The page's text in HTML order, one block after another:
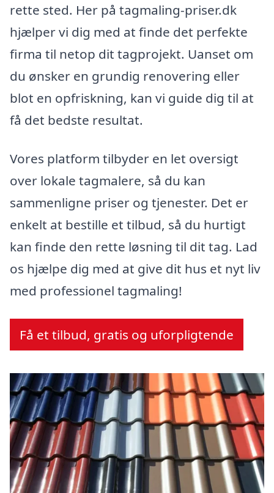
rette sted. Her på tagmaling-priser.dk
hjælper vi dig med at finde det perfekte
firma til netop dit tagprojekt. Uanset om
du ønsker en grundig renovering eller
blot en opfriskning, kan vi guide dig til at
få det bedste resultat.
Vores platform tilbyder en let oversigt
over lokale tagmalere, så du kan
sammenligne priser og tjenester. Det er
enkelt at bestille et tilbud, så du hurtigt
kan finde den rette løsning til dit tag. Lad
os hjælpe dig med at give dit hus et nyt liv
med professionel tagmaling!
Få et tilbud, gratis og uforpligtende